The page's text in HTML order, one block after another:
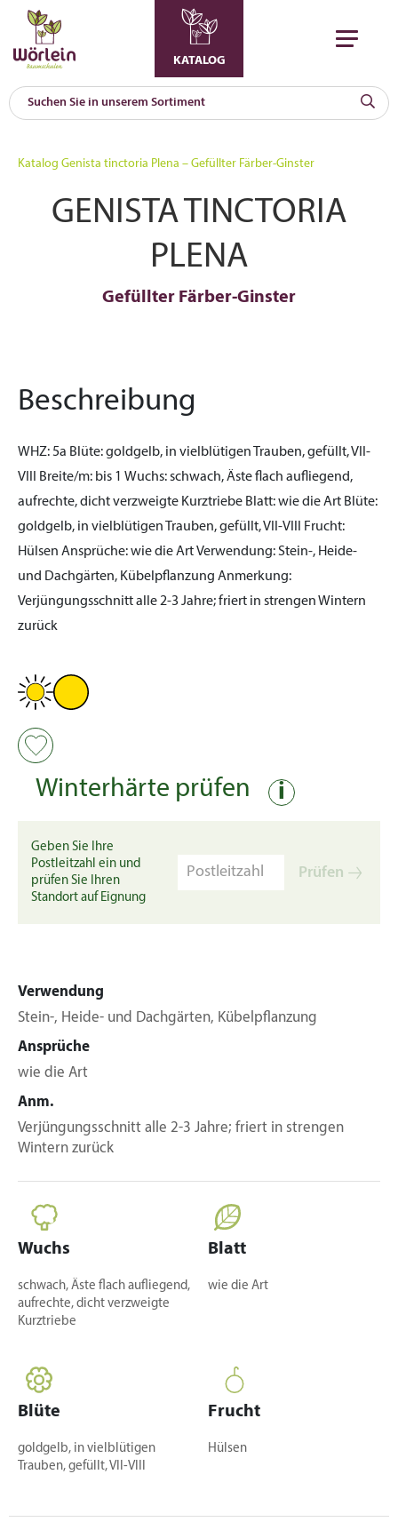
KATALOG
Katalog Genista tinctoria Plena – Gefüllter Färber-Ginster
GENISTA TINCTORIA
PLENA
Gefüllter Färber-Ginster
Beschreibung
WHZ:5a Blüte:goldgelb, in vielblütigen Trauben, gefüllt, VII-
VIII
Breite/m: bis 1 Wuchs:schwach, Äste flach aufliegend,
aufrechte, dicht verzweigte Kurztriebe Blatt:wie die Art Blüte:
goldgelb, in vielblütigen Trauben, gefüllt, VII-VIII
Frucht:
Hülsen Ansprüche:wie die ArtVerwendung:Stein-, Heide-
und Dachgärten, Kübelpflanzung Anmerkung:
Verjüngungsschnitt alle 2-3 Jahre; friert in strengen Wintern
zurück
Winterhärte prüfen i
Geben Sie Ihre
Postleitzahl ein und
prüfen Sie Ihren
Standort auf Eignung
Prüfen
Verwendung
Stein-, Heide- und Dachgärten, Kübelpflanzung
Ansprüche
wie die Art
Anm.
Verjüngungsschnitt alle 2-3 Jahre; friert in strengen
Wintern zurück
Wuchs
schwach, Äste flach aufliegend,
aufrechte, dicht verzweigte
Kurztriebe
Blatt
wie die Art
Blüte
goldgelb, in vielblütigen
Trauben, gefüllt, VII-VIII
Frucht
Hülsen